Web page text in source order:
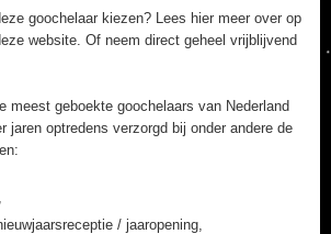
goochelaar kiezen? Lees hier meer over op
website. Of neem direct geheel vrijblijvend
meest geboekte goochelaars van Nederland
jaren optredens verzorgd bij onder andere de
/ jaaropening,